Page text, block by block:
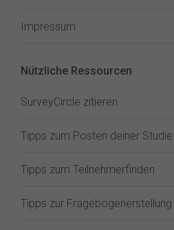
Impressum
Nützliche Ressourcen
SurveyCircle zitieren
Tipps zum Posten deiner Studie
Tipps zum Teilnehmerfinden
Tipps zur Fragebogenerstellung